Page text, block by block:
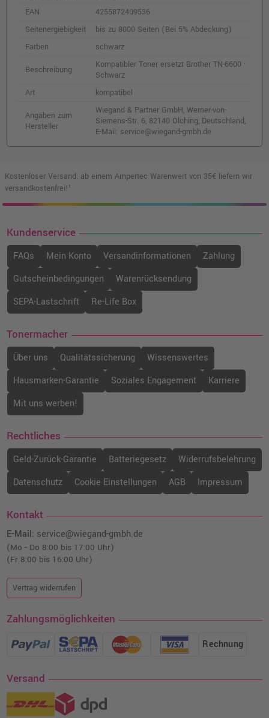
EAN
4255872409536
Seitenergiebigkeit
bis zu 8000 Seiten (Bei 5% Abdeckung)
Farben
schwarz
Beschreibung
Kompatibler Toner ersetzt Brother TN-6600 ·
Schwarz
Art
kompatibel
Angaben zum
Hersteller
Wiegand & Partner GmbH, Werner-von-
Siemens-Str. 6, 82140 Olching, Deutschland,
E-Mail: service@wiegand-gmbh.de
Kostenloser Versand: ab einem Ampertec Warenwert von 35€ liefern wir
versandkostenfrei!¹
Kundenservice
FAQs Mein Konto Versandinformationen
Zahlung
Gutscheinbedingungen
Warenrücksendung
SEPA-Lastschrift
Re-Life Box
Tonermacher
Über uns Qualitätssicherung
Wissenswertes
Hausmarken-Garantie
Soziales Engagement
Karriere
Mit uns werben!
Rechtliches
Geld-Zurück-Garantie Batteriegesetz
Widerrufsbelehrung
Datenschutz
Cookie Einstellungen AGB Impressum
Kontakt
E-Mail: service@wiegand-gmbh.de
(Mo - Do 8:00 bis 17:00 Uhr)
(Fr 8:00 bis 16:00 Uhr)
Vertrag widerrufen
Zahlungsmöglichkeiten
Rechnung
Versand